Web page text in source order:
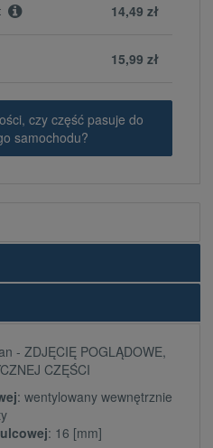
14,49 zł
15,99 zł
czy część pasuje do
samochodu?
- ZDJĘCIĘ POGLĄDOWE,
CZĘŚCI
: wentylowany wewnętrznie
: 16 [mm]